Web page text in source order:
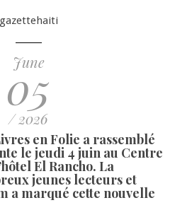
gazettehaiti
June
05
/ 2026
en Folie a rassemblé
le jeudi 4 juin au Centre
El Rancho. La
jeunes lecteurs et
a marqué cette nouvelle